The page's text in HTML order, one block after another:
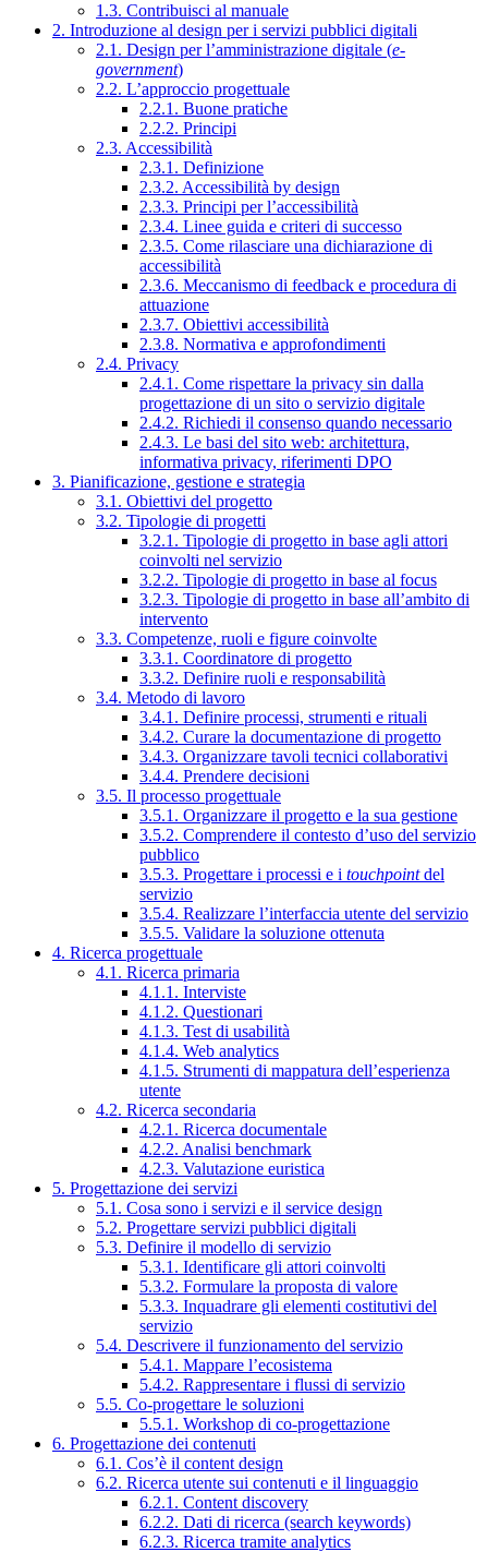
1.3. Contribuisci al manuale
2. Introduzione al design per i servizi pubblici digitali
2.1. Design per l’amministrazione digitale (e-
government)
2.2. L’approccio progettuale
2.2.1. Buone pratiche
2.2.2. Principi
2.3. Accessibilità
2.3.1. Definizione
2.3.2. Accessibilità by design
2.3.3. Principi per l’accessibilità
2.3.4. Linee guida e criteri di successo
2.3.5. Come rilasciare una dichiarazione di
accessibilità
2.3.6. Meccanismo di feedback e procedura di
attuazione
2.3.7. Obiettivi accessibilità
2.3.8. Normativa e approfondimenti
2.4. Privacy
2.4.1. Come rispettare la privacy sin dalla
progettazione di un sito o servizio digitale
2.4.2. Richiedi il consenso quando necessario
2.4.3. Le basi del sito web: architettura,
informativa privacy, riferimenti DPO
3. Pianificazione, gestione e strategia
3.1. Obiettivi del progetto
3.2. Tipologie di progetti
3.2.1. Tipologie di progetto in base agli attori
coinvolti nel servizio
3.2.2. Tipologie di progetto in base al focus
3.2.3. Tipologie di progetto in base all’ambito di
intervento
3.3. Competenze, ruoli e figure coinvolte
3.3.1. Coordinatore di progetto
3.3.2. Definire ruoli e responsabilità
3.4. Metodo di lavoro
3.4.1. Definire processi, strumenti e rituali
3.4.2. Curare la documentazione di progetto
3.4.3. Organizzare tavoli tecnici collaborativi
3.4.4. Prendere decisioni
3.5. Il processo progettuale
3.5.1. Organizzare il progetto e la sua gestione
3.5.2. Comprendere il contesto d’uso del servizio
pubblico
3.5.3. Progettare i processi e i touchpointdel
servizio
3.5.4. Realizzare l’interfaccia utente del servizio
3.5.5. Validare la soluzione ottenuta
4. Ricerca progettuale
4.1. Ricerca primaria
4.1.1. Interviste
4.1.2. Questionari
4.1.3. Test di usabilità
4.1.4. Web analytics
4.1.5. Strumenti di mappatura dell’esperienza
utente
4.2. Ricerca secondaria
4.2.1. Ricerca documentale
4.2.2. Analisi benchmark
4.2.3. Valutazione euristica
5. Progettazione dei servizi
5.1. Cosa sono i servizi e il service design
5.2. Progettare servizi pubblici digitali
5.3. Definire il modello di servizio
5.3.1. Identificare gli attori coinvolti
5.3.2. Formulare la proposta di valore
5.3.3. Inquadrare gli elementi costitutivi del
servizio
5.4. Descrivere il funzionamento del servizio
5.4.1. Mappare l’ecosistema
5.4.2. Rappresentare i flussi di servizio
5.5. Co-progettare le soluzioni
5.5.1. Workshop di co-progettazione
6. Progettazione dei contenuti
6.1. Cos’è il content design
6.2. Ricerca utente sui contenuti e il linguaggio
6.2.1. Content discovery
6.2.2. Dati di ricerca (search keywords)
6.2.3. Ricerca tramite analytics